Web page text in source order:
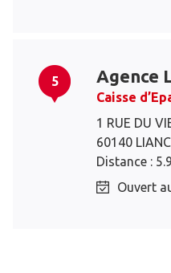
5 Agence
Caisse
1 RUE DU
60140
Distance :
Ouvert